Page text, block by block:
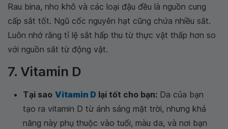
Rau bina, nho khô và các loại đậu đều là nguồn cung
cấp sắt tốt. Ngũ cốc nguyên hạt cũng chứa nhiều sắt.
Luôn nhớ rằng tỉ lệ sắt hấp thu từ thực vật thấp hơn so
với nguồn sắt từ động vật.
7. Vitamin D
Tại sao Vitamin D lại tốt cho bạn: Da của bạn
tạo ra vitamin D từ ánh sáng mặt trời, nhưng khả
năng này phụ thuộc vào tuổi, màu da, và nơi bạn